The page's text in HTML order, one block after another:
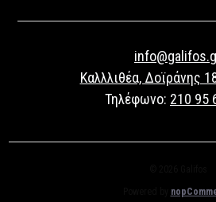
Καλλλιθέα, Δοϊράνης
Τηλέφωνο: 210 95